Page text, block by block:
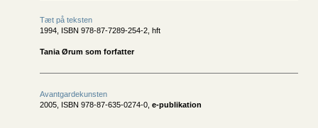
Tæt på teksten
1994, ISBN 978-87-7289-254-2, hft
Tania Ørum som forfatter
Avantgardekunsten
2005, ISBN 978-87-635-0274-0, e-publikation